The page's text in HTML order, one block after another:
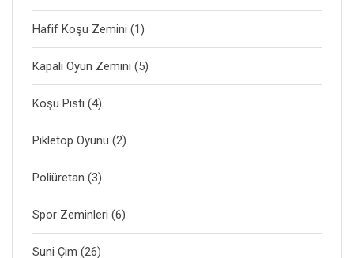
Hafif Koşu Zemini (1)
Kapalı Oyun Zemini (5)
Koşu Pisti (4)
Pikletop Oyunu (2)
Poliüretan (3)
Spor Zeminleri (6)
Suni Çim (26)